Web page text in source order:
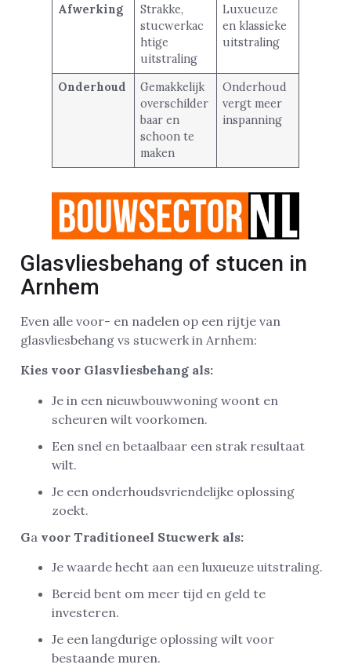
Afwerking
Strakke,
stucwerkac
htige
uitstraling
Luxueuze
en klassieke
uitstraling
Onderhoud
Gemakkelijk
overschilder
baar en
schoon te
maken
Onderhoud
vergt meer
inspanning
Glasvliesbehang of stucen in
Arnhem
Even alle voor- en nadelen op een rijtje van
glasvliesbehang vs stucwerk in Arnhem:
Kies voor Glasvliesbehang als:
Je in een nieuwbouwwoning woont en
scheuren wilt voorkomen.
Een snel en betaalbaar een strak resultaat
wilt.
Je een onderhoudsvriendelijke oplossing
zoekt.
Ga voor Traditioneel Stucwerk als:
Je waarde hecht aan een luxueuze uitstraling.
Bereid bent om meer tijd en geld te
investeren.
Je een langdurige oplossing wilt voor
bestaande muren.